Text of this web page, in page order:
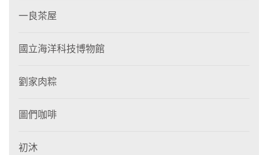
一良茶屋
國立海洋科技博物館
劉家肉粽
圖們咖啡
初沐